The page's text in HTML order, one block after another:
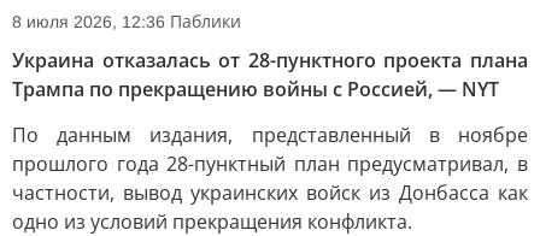
8 июля 2026, 12:36 Паблики
Украина отказалась от 28-пунктного проекта плана
Трампа по прекращению войны с Россией, — NYT
По данным издания, представленный в ноябре
прошлого года 28-пунктный план предусматривал, в
частности, вывод украинских войск из Донбасса как
одно из условий прекращения конфликта.